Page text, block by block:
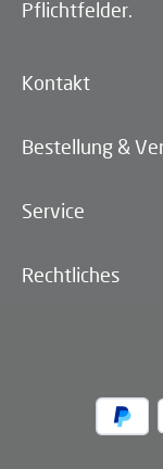
Pflichtfelder.
Kontakt
Bestellung &
Service
Rechtliches